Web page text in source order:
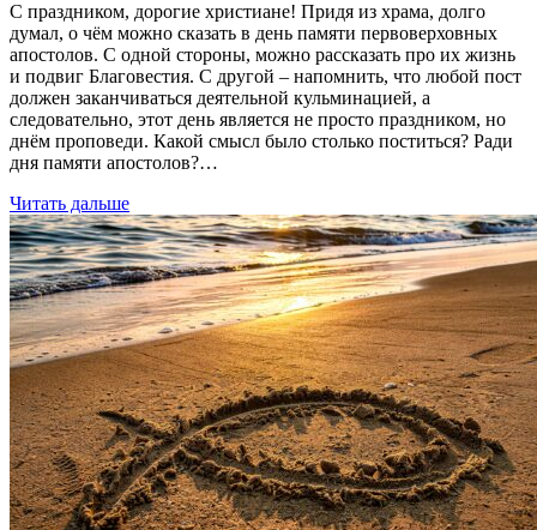
С праздником, дорогие христиане! Придя из храма, долго
думал, о чём можно сказать в день памяти первоверховных
апостолов. С одной стороны, можно рассказать про их жизнь
и подвиг Благовестия. С другой – напомнить, что любой пост
должен заканчиваться деятельной кульминацией, а
следовательно, этот день является не просто праздником, но
днём проповеди. Какой смысл было столько поститься? Ради
дня памяти апостолов?…
Читать дальше